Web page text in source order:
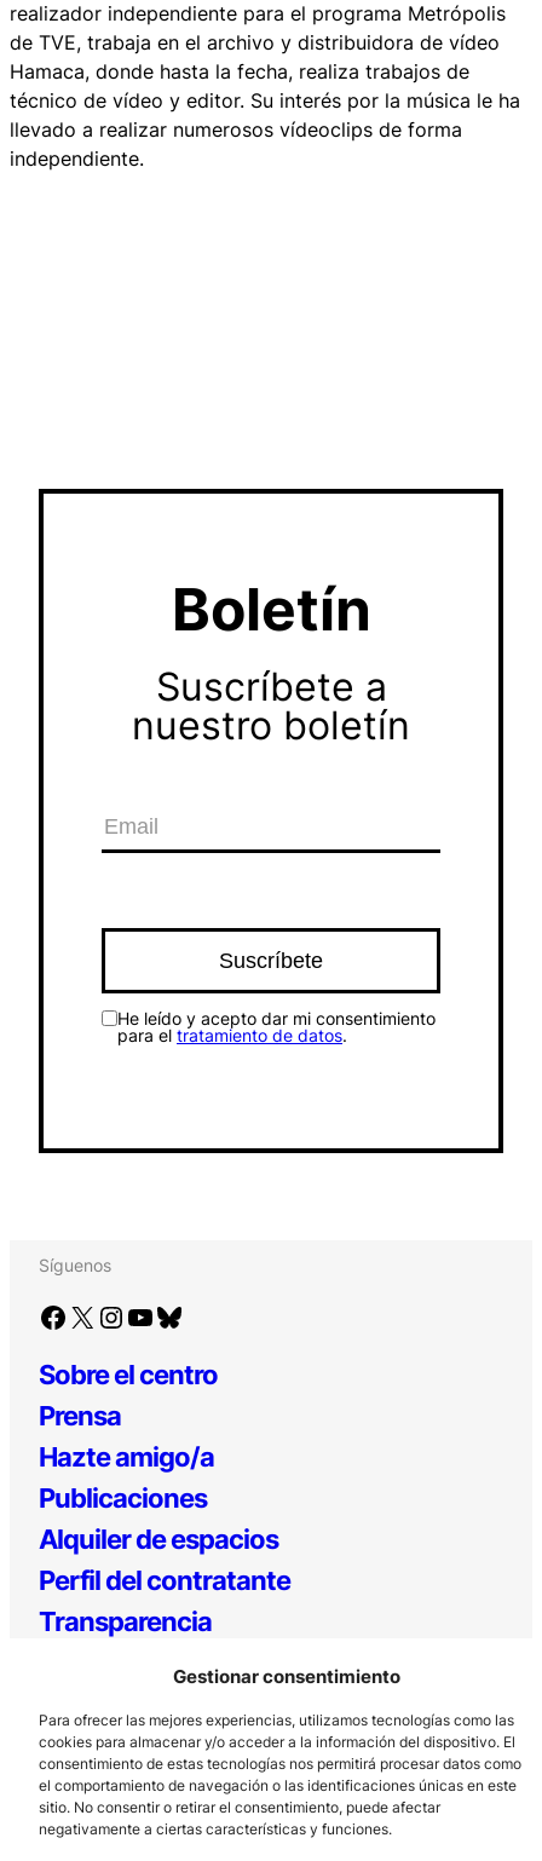
Gestionar consentimiento
Para ofrecer las mejores experiencias, utilizamos tecnologías como las
cookies para almacenar y/o acceder a la información del dispositivo. El
consentimiento de estas tecnologías nos permitirá procesar datos como
el comportamiento de navegación o las identificaciones únicas en este
sitio. No consentir o retirar el consentimiento, puede afectar
negativamente a ciertas características y funciones.
realizador independiente para el programa Metrópolis
de TVE, trabaja en el archivo y distribuidora de vídeo
Hamaca, donde hasta la fecha, realiza trabajos de
técnico de vídeo y editor. Su interés por la música le ha
llevado a realizar numerosos vídeoclips de forma
independiente.
Boletín
Suscríbete a
nuestro boletín
He leído y acepto dar mi consentimiento
para el tratamiento de datos.
Síguenos
Facebook X Instagram YouTube Bluesky
Sobre el centro
Prensa
Hazte amigo/a
Publicaciones
Alquiler de espacios
Perfil del contratante
Transparencia
Política Responsable
Los Prados, 121 – 33203 Gijón
985 185 577 – info@laboralcentrodearte.org